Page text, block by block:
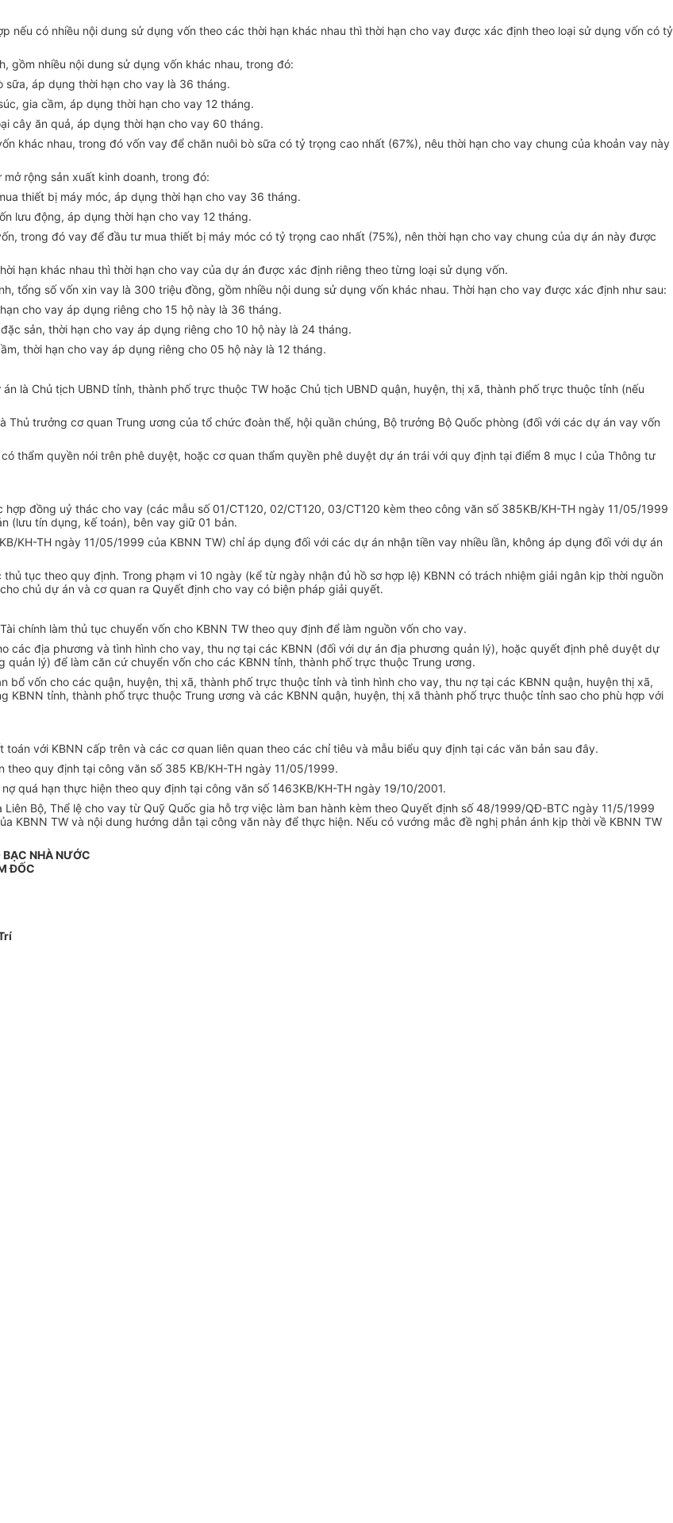
nếu có nhiều nội dung sử dụng vốn theo các thời hạn khác nhau thì thời hạn cho vay được xác định theo loại sử dụng vốn có tỷ
gồm nhiều nội dung sử dụng vốn khác nhau, trong đó:
áp dụng thời hạn cho vay là 36 tháng.
gia cầm, áp dụng thời hạn cho vay 12 tháng.
cây ăn quả, áp dụng thời hạn cho vay 60 tháng.
khác nhau, trong đó vốn vay để chăn nuôi bò sữa có tỷ trọng cao nhất (67%), nêu thời hạn cho vay chung của khoản vay này
rộng sản xuất kinh doanh, trong đó:
thiết bị máy móc, áp dụng thời hạn cho vay 36 tháng.
lưu động, áp dụng thời hạn cho vay 12 tháng.
trong đó vay để đầu tư mua thiết bị máy móc có tỷ trọng cao nhất (75%), nên thời hạn cho vay chung của dự án này được
hạn khác nhau thì thời hạn cho vay của dự án được xác định riêng theo từng loại sử dụng vốn.
tổng số vốn xin vay là 300 triệu đồng, gồm nhiều nội dung sử dụng vốn khác nhau. Thời hạn cho vay được xác định như sau:
cho vay áp dụng riêng cho 15 hộ này là 36 tháng.
sản, thời hạn cho vay áp dụng riêng cho 10 hộ này là 24 tháng.
thời hạn cho vay áp dụng riêng cho 05 hộ này là 12 tháng.
là Chủ tịch UBND tỉnh, thành phố trực thuộc TW hoặc Chủ tịch UBND quận, huyện, thị xã, thành phố trực thuộc tỉnh (nếu
trưởng cơ quan Trung ương của tổ chức đoàn thể, hội quần chúng, Bộ trưởng Bộ Quốc phòng (đối với các dự án vay vốn
thẩm quyền nói trên phê duyệt, hoặc cơ quan thẩm quyền phê duyệt dự án trái với quy định tại điểm 8 mục I của Thông tư
đồng uỷ thác cho vay (các mẫu số 01/CT120, 02/CT120, 03/CT120 kèm theo công văn số 385KB/KH-TH ngày 11/05/1999
(lưu tín dụng, kế toán), bên vay giữ 01 bản.
KH-TH ngày 11/05/1999 của KBNN TW) chỉ áp dụng đối với các dự án nhận tiền vay nhiều lần, không áp dụng đối với dự án
tục theo quy định. Trong phạm vi 10 ngày (kể từ ngày nhận đủ hồ sơ hợp lệ) KBNN có trách nhiệm giải ngân kịp thời nguồn
chủ dự án và cơ quan ra Quyết định cho vay có biện pháp giải quyết.
chính làm thủ tục chuyển vốn cho KBNN TW theo quy định để làm nguồn vốn cho vay.
các địa phương và tình hình cho vay, thu nợ tại các KBNN (đối với dự án địa phương quản lý), hoặc quyết định phê duyệt dự
lý) để làm căn cứ chuyển vốn cho các KBNN tỉnh, thành phố trực thuộc Trung ương.
vốn cho các quận, huyện, thị xã, thành phố trực thuộc tỉnh và tình hình cho vay, thu nợ tại các KBNN quận, huyện thị xã,
tỉnh, thành phố trực thuộc Trung ương và các KBNN quận, huyện, thị xã thành phố trực thuộc tỉnh sao cho phù hợp với
với KBNN cấp trên và các cơ quan liên quan theo các chỉ tiêu và mẫu biểu quy định tại các văn bản sau đây.
quy định tại công văn số 385 KB/KH-TH ngày 11/05/1999.
quá hạn thực hiện theo quy định tại công văn số 1463KB/KH-TH ngày 19/10/2001.
Bộ, Thể lệ cho vay từ Quỹ Quốc gia hỗ trợ việc làm ban hành kèm theo Quyết định số 48/1999/QĐ-BTC ngày 11/5/1999
KBNN TW và nội dung hướng dẫn tại công văn này để thực hiện. Nếu có vướng mắc đề nghị phản ánh kịp thời về KBNN TW
NHÀ NƯỚC
ĐỐC